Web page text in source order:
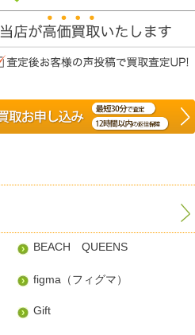
BEACH QUEENS
figma（フィグマ）
Gift